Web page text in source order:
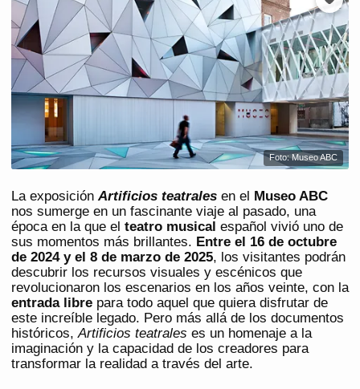
Foto: Museo ABC
La exposiciónArtificios teatrales en el
Museo ABC
nos sumerge en un fascinante viaje al pasado, una
época en la que el teatro musical español vivió uno de
sus momentos más brillantes. Entre el 16 de octubre
de 2024 y el 8 de marzo de 2025, los visitantes podrán
descubrir los recursos visuales y escénicos que
revolucionaron los escenarios en los años veinte, con la
entrada libre para todo aquel que quiera disfrutar de
este increíble legado. Pero más allá de los documentos
históricos,Artificios teatrales es un homenaje a la
imaginación y la capacidad de los creadores para
transformar la realidad a través del arte.